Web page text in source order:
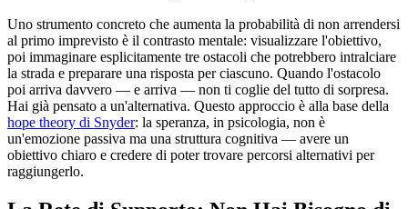
Uno strumento concreto che aumenta la probabilità di non arrendersi
al primo imprevisto è il contrasto mentale: visualizzare l'obiettivo,
poi immaginare esplicitamente tre ostacoli che potrebbero intralciare
la strada e preparare una risposta per ciascuno. Quando l'ostacolo
poi arriva davvero — e arriva — non ti coglie del tutto di sorpresa.
Hai già pensato a un'alternativa. Questo approccio è alla base della
hope theory di Snyder: la speranza, in psicologia, non è
un'emozione passiva ma una struttura cognitiva — avere un
obiettivo chiaro e credere di poter trovare percorsi alternativi per
raggiungerlo.